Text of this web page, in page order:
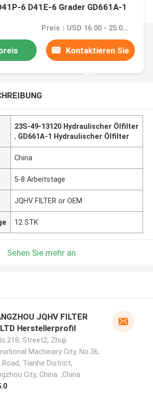
6 D41E-6 Grader GD661A-1
Preis：USD 16.00 - 25.00 /PC
Kontaktieren Sie
uns
23S-49-13120 Hydraulischer Ölfilter
, GD661A-1 Hydraulischer Ölfilter
China
5-8 Arbeitstage
JQHV FILTER or OEM
12 STK
Sehen Sie mehr an
JQHV FILTER
Herstellerprofil
Street2, Zhuji
Machinary City, No.36,
Road, Tianhe District,
City, China. ,China